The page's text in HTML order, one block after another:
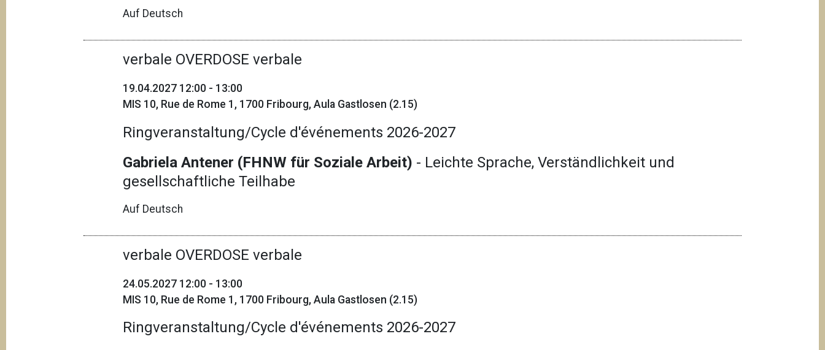
Auf Deutsch
verbale OVERDOSE verbale
19.04.2027 12:00 - 13:00
MIS 10, Rue de Rome 1, 1700 Fribourg, Aula Gastlosen (2.15)
Ringveranstaltung/Cycle d'événements 2026-2027
Gabriela Antener (FHNW für Soziale Arbeit) - Leichte Sprache, Verständlichkeit und
gesellschaftliche Teilhabe
Auf Deutsch
verbale OVERDOSE verbale
24.05.2027 12:00 - 13:00
MIS 10, Rue de Rome 1, 1700 Fribourg, Aula Gastlosen (2.15)
Ringveranstaltung/Cycle d'événements 2026-2027